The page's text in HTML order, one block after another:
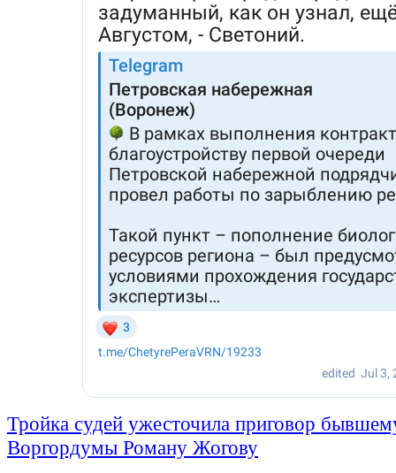
Тройка судей ужесточила приговор
Воргордумы Роману Жогову